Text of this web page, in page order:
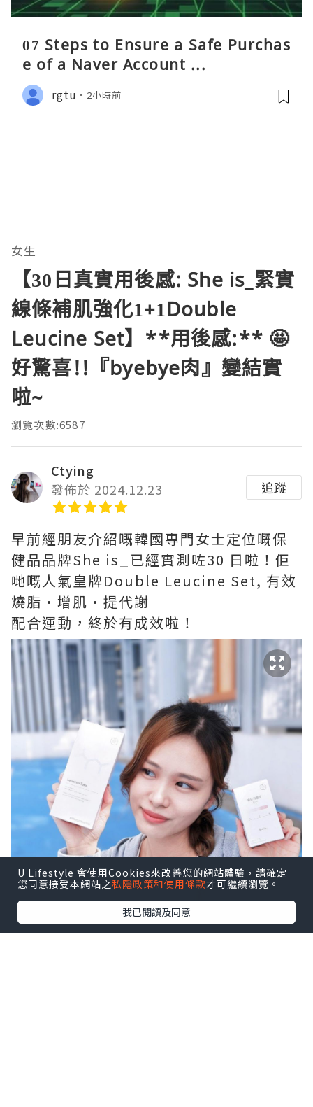
07 Steps to Ensure a Safe Purchas
e of a Naver Account ...
rgtu 2小時前
女生
【30日真實用後感: She is_緊實
線條補肌強化1+1Double
Leucine Set】**用後感:** 🤩
好驚喜!!『byebye肉』變結實
啦~
瀏覽次數:6587
Ctying
發佈於 2024.12.23
追蹤
早前經朋友介紹嘅韓國專門女士定位嘅保
健品品牌She is_已經實測咗30 日啦！佢
哋嘅人氣皇牌Double Leucine Set, 有效
燒脂·增肌·提代謝
配合運動，終於有成效啦！
U Lifestyle 會使用Cookies來改善您的網站體驗，請確定
您同意接受本網站之私隱政策和使用條款才可繼續瀏覽。
我已閱讀及同意